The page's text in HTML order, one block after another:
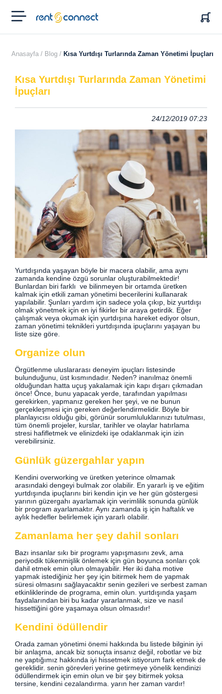
RENT'N
CONNECT
Anasayfa / Blog / Kısa Yurtdışı Turlarında Zaman Yönetimi İpuçları
Kısa Yurtdışı Turlarında Zaman Yönetimi
İpuçları
24/12/2019 07:23
Yurtdışında yaşayan böyle bir macera olabilir, ama aynı
zamanda kendine özgü sorunlar oluşturabilmektedir!
Bunlardan biri farklı ve bilinmeyen bir ortamda üretken
kalmak için etkili zaman yönetimi becerilerini kullanarak
yapılabilir. Şunları yardım için sadece yola çıkıp, biz yurtdışı
olmak yönetmek için en iyi fikirler bir araya getirdik. Eğer
çalışmak veya okumak için yurtdışına hareket ediyor olsun,
zaman yönetimi teknikleri yurtdışında ipuçlarını yaşayan bu
liste size göre.
Organize olun
Örgütlenme uluslararası deneyim ipuçları listesinde
bulunduğunu, üst kısmındadır. Neden? inanılmaz önemli
olduğundan hatta uçuş yakalamak için kapı dışarı çıkmadan
önce! Önce, bunu yapacak yerde, tarafından yapılması
gerekirken, yapmanız gereken her şeyi, ve ne bunun
gerçekleşmesi için gereken değerlendirmelidir. Böyle bir
planlayıcısı olduğu gibi, görünür sorumluluklarınızı tutulması,
tüm önemli projeler, kurslar, tarihler ve olaylar hatırlama
stresi hafifletmek ve elinizdeki işe odaklanmak için izin
verebilirsiniz.
Günlük güzergahlar yapın
Kendini overworking ve üretken yeterince olmamak
arasındaki dengeyi bulmak zor olabilir. En yararlı iş ve eğitim
yurtdışında ipuçlarını biri kendin için ve her gün göstergesi
yarının güzergahı ayarlamak için verimlilik sonunda günlük
bir program ayarlamaktır. Aynı zamanda iş için haftalık ve
aylık hedefler belirlemek için yararlı olabilir.
Zamanlama her şey dahil sonları
Bazı insanlar sıkı bir programı yapışmasını zevk, ama
periyodik tükenmişlik önlemek için gün boyunca sonları çok
dahil etmek emin olun olmayabilir. Her iki daha motive
yapmak istediğiniz her şey için bitirmek hem de yapmak
süresi olmasını sağlayacaktır senin gezileri ve serbest zaman
etkinliklerinde de programa, emin olun. yurtdışında yaşam
faydalarından biri bu kadar yararlanmak, size ve nasıl
hissettiğini göre yaşamaya olsun olmasıdır!
Kendini ödüllendir
Orada zaman yönetimi önemi hakkında bu listede bilginin iyi
bir anlaşma, ancak biz sonuçta insanız değil, robotlar ve biz
ne yaptığımız hakkında iyi hissetmek istiyorum fark etmek de
gereklidir. senin görevleri yerine getirmeye yönelik kendinizi
ödüllendirmek için emin olun ve bir şey bitirmek yoksa
tersine, kendini cezalandırma. yarın her zaman vardır!